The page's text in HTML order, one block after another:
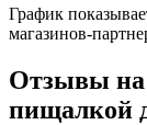
График
магазинов-
Отзывы
пищалкой